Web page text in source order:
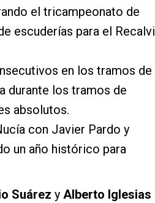
el tricampeonato de
escuderías para el Recalvi
en los tramos de
durante los tramos de
absolutos.
con Javier Pardo y
un año histórico para
Suárez y Alberto Iglesias